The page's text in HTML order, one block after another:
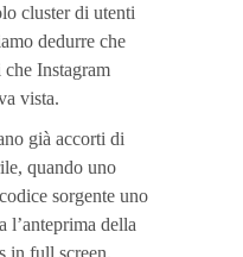
cluster di utenti
dedurre che
Instagram
vista.
già accorti di
quando uno
sorgente uno
l’anteprima della
in full screen.